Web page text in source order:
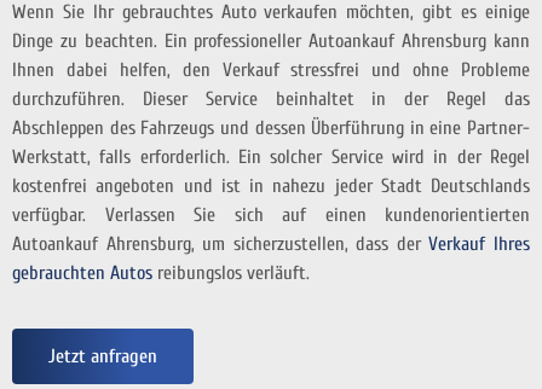
Wenn Sie Ihr gebrauchtes Auto verkaufen möchten, gibt es einige
Dinge zu beachten. Ein professioneller Autoankauf Ahrensburg kann
Ihnen dabei helfen, den Verkauf stressfrei und ohne Probleme
durchzuführen. Dieser Service beinhaltet in der Regel das
Abschleppen des Fahrzeugs und dessen Überführung in eine Partner-
Werkstatt, falls erforderlich. Ein solcher Service wird in der Regel
kostenfrei angeboten und ist in nahezu jeder Stadt Deutschlands
verfügbar. Verlassen Sie sich auf einen kundenorientierten
Autoankauf Ahrensburg, um sicherzustellen, dass derVerkauf Ihres
gebrauchten Autos reibungslos verläuft.
Jetzt anfragen